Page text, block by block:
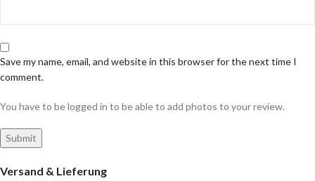
Save my name, email, and website in this browser for the next time I
comment.
You have to be logged in to be able to add photos to your review.
Versand & Lieferung